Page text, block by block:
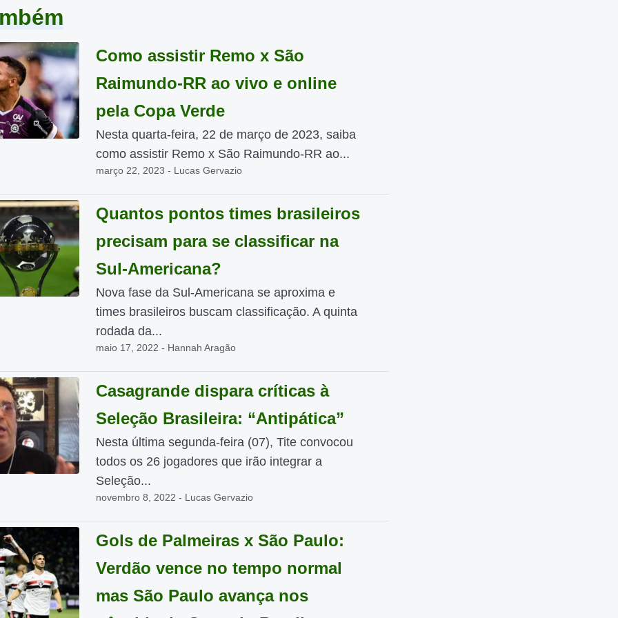
Como assistir Remo x São
Raimundo-RR ao vivo e online
pela Copa Verde
Nesta quarta-feira, 22 de março de 2023, saiba
como assistir Remo x São Raimundo-RR ao...
março 22, 2023 - Lucas Gervazio
Quantos pontos times brasileiros
precisam para se classificar na
Sul-Americana?
Nova fase da Sul-Americana se aproxima e
times brasileiros buscam classificação. A quinta
rodada da...
maio 17, 2022 - Hannah Aragão
Casagrande dispara críticas à
Seleção Brasileira: “Antipática”
Nesta última segunda-feira (07), Tite convocou
todos os 26 jogadores que irão integrar a
Seleção...
novembro 8, 2022 - Lucas Gervazio
Gols de Palmeiras x São Paulo:
Verdão vence no tempo normal
mas São Paulo avança nos